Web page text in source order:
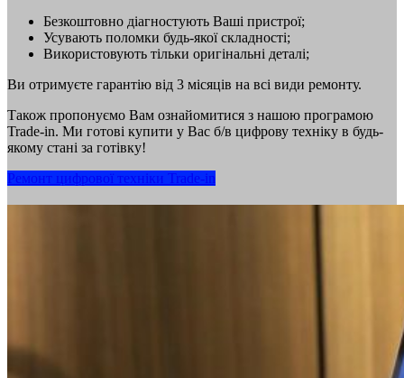
Безкоштовно діагностують Ваші пристрої;
Усувають поломки будь-якої складності;
Використовують тільки оригінальні деталі;
Ви отримуєте гарантію від 3 місяців на всі види ремонту.
Також пропонуємо Вам ознайомитися з нашою програмою
Trade-in. Ми готові купити у Вас б/в цифрову техніку в будь-
якому стані за готівку!
Ремонт цифрової техніки Trade-in